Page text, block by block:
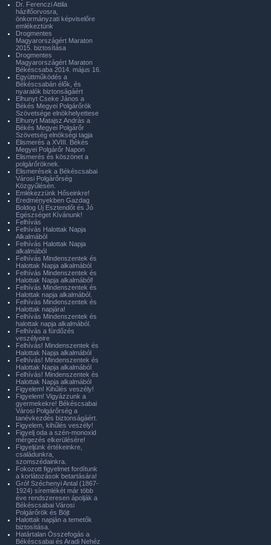
Dr. Ferenczi Attila
házifőorvosra,
önkormányzati képviselőre
emlékeztünk
Drogmentes
Magyarországért Maraton
2015. biztosítása
Drogmentes
Magyarországért Maraton
Békéscsaba 2014. május 16.
Együttműködés a
Békéscsabán élők, és
nyaralók biztonságáért
Elhunyt Cseke János a
Békés Megyei Polgárőrök
Szövetsége elnökhelyettese
Elhunyt Matajsz András a
Békés Megyei Polgárőr
Szövetség elnökségi tagja
Elismerés a XVIII. Békés
Megyei Polgárőr Napon
Elismerés és köszönet a
polgárőröknek.
Elismerések a Békéscsabai
Városi Polgárőrség
Közgyűlésén.
Emlékezzünk Hőseinkre!
Eredményekben Gazdag
Boldog Új Esztendőt és Jó
Egészséget Kívánunk!
Felhívás
Felhívás Halottak Napja
Alkalmából
Felhívás Halottak Napja
alkalmából
Felhívás Mindenszentek és
Halottak Napja alkalmából
Felhívás Mindenszentek és
Halottak Napja alkalmából!
Felhívás Mindenszentek és
Halottak napja alkalmából.
Felhívás Mindenszentek és
Halottak napjára!
Felhívás Mindenszentek és
halottak napja alkalmából.
Felhívás a fürdőzés
veszélyeire
Felhívás! Mindenszentek és
Halottak Napja alkalmából
Felhívás! Mindenszentek és
Halottak Napja alkalmából
Felhívás! Mindenszentek és
Halottak Napja alkalmából
Figyelem! Kihűlés veszély!
Figyelem! Vigyázzunk a
gyermekekre! Békéscsabai
Városi Polgárőrség a
tanévkezdés biztonságáért.
Figyelem, kihűlés veszély!
Figyelj oda a szén-monoxid
mérgezés elkerülésére!
Figyeljünk értékeinkre,
családunkra,
szomszédainkra.
Fokozott figyelmet fordítunk
a korlátozások betartására!
Gróf Széchenyi Antal (1867-
1924) síremlékét már több
éve rendszeresen ápolják a
Békéscsabai Városi
Polgárőrök és Böjt
Halottak napján a temetők
biztosítása.
Határtalan Összefogás a
Békéscsabai és Aradi Nehéz